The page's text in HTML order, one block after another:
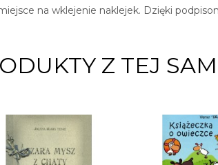
na wklejenie naklejek. Dzięki
Z TEJ